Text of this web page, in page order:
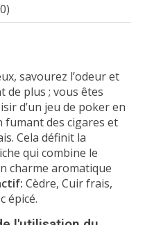
savourez l’odeur et
de plus ; vous êtes
d’un jeu de poker en
des cigares et
Cela définit la
qui combine le
charme aromatique
Cèdre, Cuir frais,
épicé.